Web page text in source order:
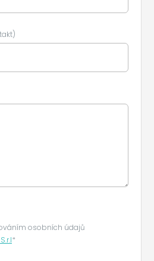
osobních údajů
*